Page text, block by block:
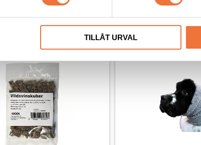
TILLÅT URVAL
Andra köpte även